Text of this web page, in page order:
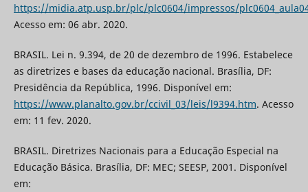
https://midia.atp.usp.br/plc/plc0604/impressos/
Acesso em: 06 abr. 2020.
BRASIL. Lei n. 9.394, de 20 de dezembro de 1996. Estabelece
as diretrizes e bases da educação nacional. Brasília, DF:
Presidência da República, 1996. Disponível em:
https://www.planalto.gov.br/ccivil_03/leis/l9394.htm. Acesso
em: 11 fev. 2020.
BRASIL. Diretrizes Nacionais para a Educação Especial na
Educação Básica. Brasília, DF: MEC; SEESP, 2001. Disponível
em: